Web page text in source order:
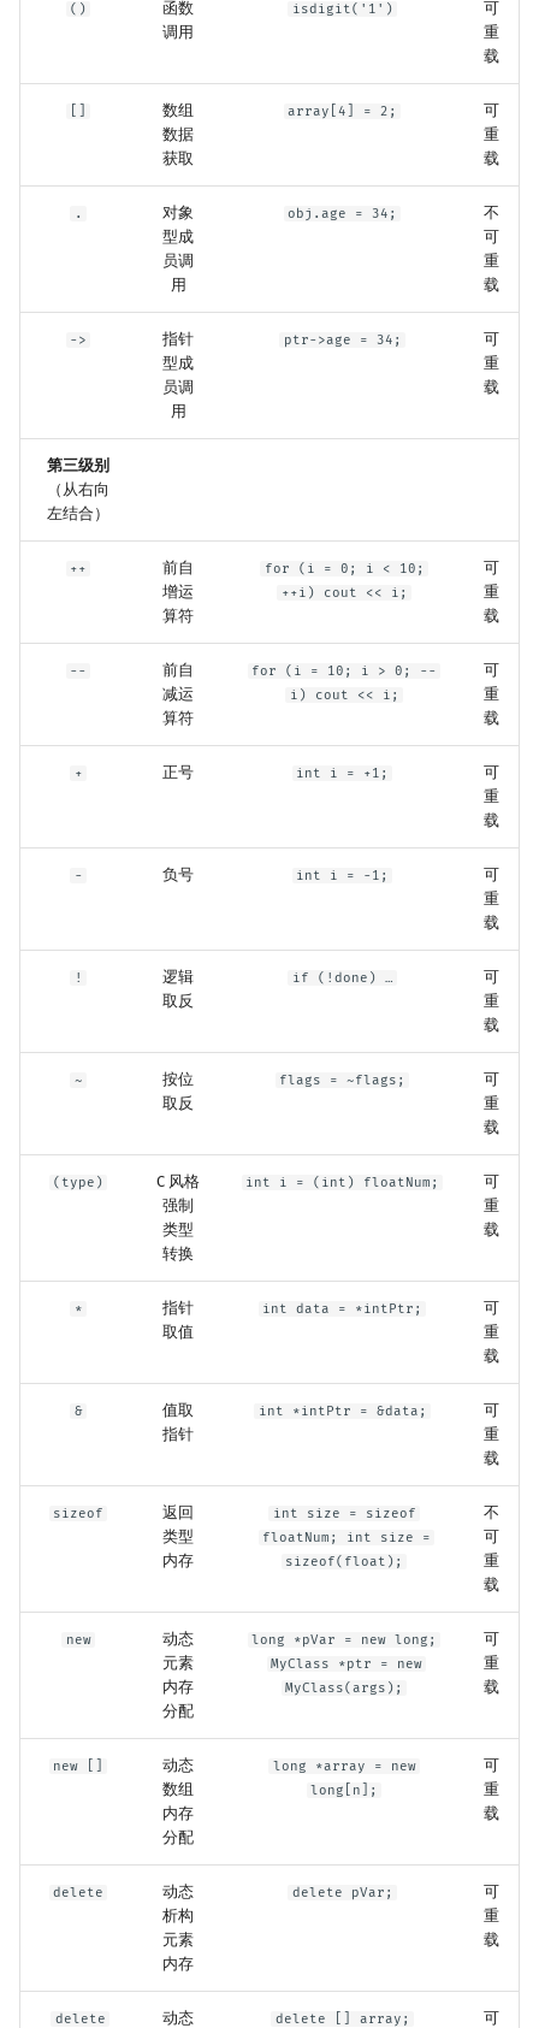
()
函数
调用
isdigit('1')
可
重
载
数组
数据
获取
array[4] = 2;
可
重
载
.
对象
型成
员调
用
obj.age = 34;
不
可
重
载
->
指针
型成
员调
用
ptr->age = 34;
可
重
载
第三级别
（从右向
左结合）
++
前自
增运
算符
for (i = 0; i < 10;
++i) cout << i;
可
重
载
--
前自
减运
算符
for (i = 10; i > 0; --
i) cout << i;
可
重
载
+ 正号 int i = +1;
可
重
载
- 负号 int i = -1;
可
重
载
!
逻辑
取反
if (!done) …
可
重
载
~
按位
取反
flags = ~flags;
可
重
载
(type)
C 风格
强制
类型
转换
int i = (int) floatNum;
可
重
载
*
指针
取值
int data = *intPtr;
可
重
载
&
值取
指针
int *intPtr = &data;
可
重
载
sizeof
返回
类型
内存
int size = sizeof
floatNum; int size =
sizeof(float);
不
可
重
载
new
动态
元素
内存
分配
long *pVar = new long;
MyClass *ptr = new
MyClass(args);
可
重
载
new []
动态
数组
内存
分配
long *array = new
long[n];
可
重
载
delete
动态
析构
元素
内存
delete pVar;
可
重
载
delete
动态
delete [] array;
可